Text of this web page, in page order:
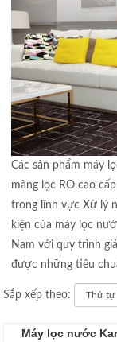
Các sản phẩm máy
màng lọc RO cao
trong lĩnh vực Xử lý
kiện của máy lọc
Nam với quy trình
được những tiêu
Sắp xếp theo:
Máy lọc nước